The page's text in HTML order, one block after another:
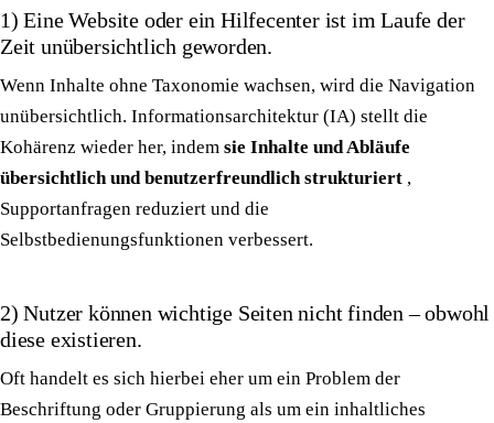
1) Eine Website oder ein Hilfecenter ist im Laufe der
Zeit unübersichtlich geworden.
Wenn Inhalte ohne Taxonomie wachsen, wird die Navigation
unübersichtlich. Informationsarchitektur (IA) stellt die
Kohärenz wieder her, indem sie Inhalte und Abläufe
übersichtlich und benutzerfreundlich strukturiert ,
Supportanfragen reduziert und die
Selbstbedienungsfunktionen verbessert.
2) Nutzer können wichtige Seiten nicht finden – obwohl
diese existieren.
Oft handelt es sich hierbei eher um ein Problem der
Beschriftung oder Gruppierung als um ein inhaltliches